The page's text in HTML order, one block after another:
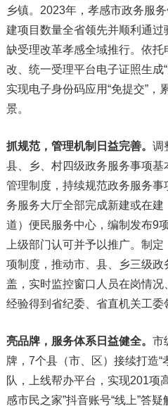
乡镇。2023年，孝感市政务服
建项目数量全省领先并顺利通
缺受理改革孝感全域推行。依托
改、统一受理平台电子证照生成
实现电子身份码应用“免提交”，
景。
抓规范，管理机制日益完善。 调
县、乡、村四级政务服务事项
管理制度，持续规范政务服务
务服务大厅全部完成新建或在
道）便民服务中心，编制发布9
上级部门认可并予以推广。制
项制度，推动市、县、乡三级
盖，实时监控窗口人员在岗情况
经验得到省纪委、省直机关工委
亮品牌，服务体系日益健全。 市
牌，7个县（市、区）接续打造“
队，上线帮办平台，实现201项
感市民之家”抖音账号“线上”答